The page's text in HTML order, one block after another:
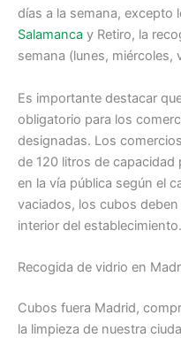
días a la semana, excepto
Salamanca y Retiro, la
semana (lunes, miércoles,
Es importante destacar
obligatorio para los
designadas. Los
de 120 litros de
en la vía pública según el
vaciados, los cubos
interior del establecimiento.
Recogida de vidrio en
Cubos fuera Madrid,
la limpieza de nuestra